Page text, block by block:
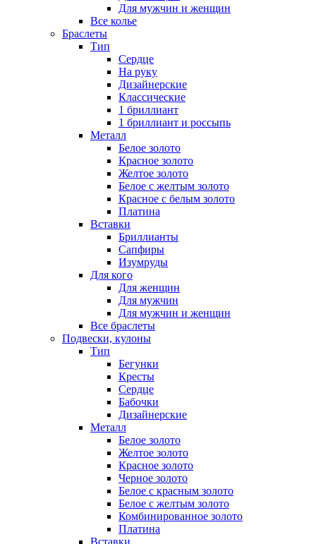
Для мужчин и женщин
Все колье
Браслеты
Тип
Сердце
На руку
Дизайнерские
Классические
1 бриллиант
1 бриллиант и россыпь
Металл
Белое золото
Красное золото
Желтое золото
Белое с желтым золото
Красное с белым золото
Платина
Вставки
Бриллианты
Сапфиры
Изумруды
Для кого
Для женщин
Для мужчин
Для мужчин и женщин
Все браслеты
Подвески, кулоны
Тип
Бегунки
Кресты
Сердце
Бабочки
Дизайнерские
Металл
Белое золото
Желтое золото
Красное золото
Черное золото
Белое с красным золото
Белое с желтым золото
Комбинированное золото
Платина
Вставки